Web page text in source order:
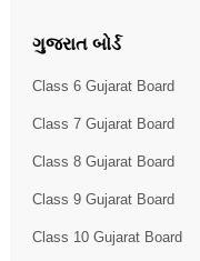
ગુજરાત બોર્ડ
Class 6 Gujarat Board
Class 7 Gujarat Board
Class 8 Gujarat Board
Class 9 Gujarat Board
Class 10 Gujarat Board